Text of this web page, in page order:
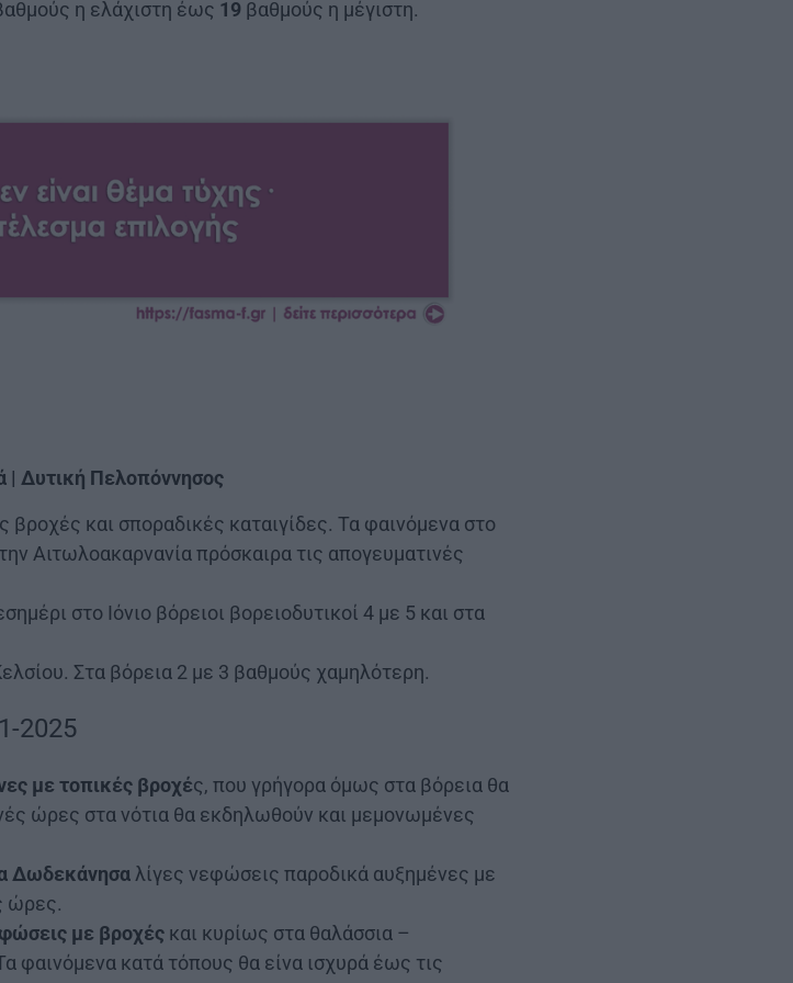
η ελάχιστη έως 19 βαθμούς η μέγιστη.
| Δυτική Πελοπόννησος
και σποραδικές καταιγίδες. Τα φαινόμενα στο
Αιτωλοακαρνανία πρόσκαιρα τις απογευματινές
στο Ιόνιο βόρειοι βορειοδυτικοί 4 με 5 και στα
Στα βόρεια 2 με 3 βαθμούς χαμηλότερη.
2025
με τοπικές βροχές, που γρήγορα όμως στα βόρεια θα
ώρες στα νότια θα εκδηλωθούν και μεμονωμένες
Δωδεκάνησα λίγες νεφώσεις παροδικά αυξημένες με
ώρες.
με βροχές και κυρίως στα θαλάσσια –
φαινόμενα κατά τόπους θα είνα ισχυρά έως τις